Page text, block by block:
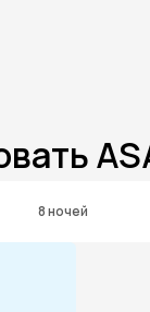
8 ночей